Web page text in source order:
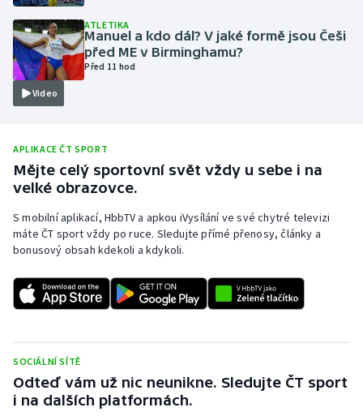
Parasport
Plavání
Plážový volejbal
Rychlobruslení
Rychlostní kanoistika
Short track
Sportovní střelba
Triatlon
Veslování
Video
ATLETIKA
Manuel a kdo dál? V jaké formě jsou Češi
před ME v Birminghamu?
Před 11 hod
APLIKACE ČT SPORT
Mějte celý sportovní svět vždy u sebe i na
velké obrazovce.
S mobilní aplikací, HbbTV a apkou iVysílání ve své chytré televizi
máte ČT sport vždy po ruce. Sledujte přímé přenosy, články a
bonusový obsah kdekoli a kdykoli.
SOCIÁLNÍ SÍTĚ
Odteď vám už nic neunikne. Sledujte ČT sport
i na dalších platformách.